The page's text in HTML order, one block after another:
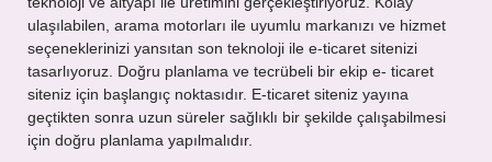
ulaşılabilen, arama motorları ile uyumlu markanızı ve hizmet
seçeneklerinizi yansıtan son teknoloji ile e-ticaret sitenizi
tasarlıyoruz. Doğru planlama ve tecrübeli bir ekip e- ticaret
siteniz için başlangıç noktasıdır. E-ticaret siteniz yayına
geçtikten sonra uzun süreler sağlıklı bir şekilde çalışabilmesi
için doğru planlama yapılmalıdır.